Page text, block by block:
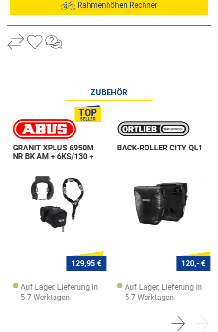
Rahmenhöhen Rechner
ZUBEHÖR
GRANIT XPLUS 6950M
NR BK AM + 6KS/130 +
129,95 €
Auf Lager, Lieferung in
5-7 Werktagen
BACK-ROLLER CITY QL1
120,- €
Auf Lager, Lieferung in
5-7 Werktagen